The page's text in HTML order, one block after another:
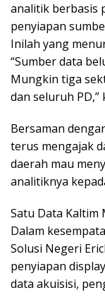
analitik berbasis
penyiapan
Inilah yang
“Sumber data
Mungkin tiga
dan seluruh PD,”
Bersaman
terus mengajak
daerah mau
analitiknya
Satu Data Kaltim
Dalam
Solusi Negeri
penyiapan
data akuisisi,